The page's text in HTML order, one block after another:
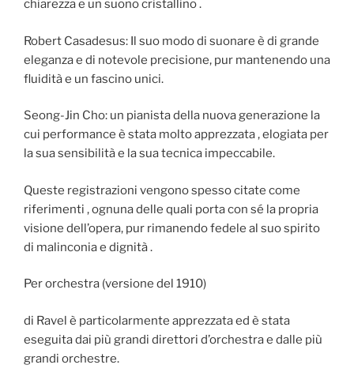
chiarezza e un suono cristallino .
Robert Casadesus: Il suo modo di suonare è di grande
eleganza e di notevole precisione, pur mantenendo una
fluidità e un fascino unici.
Seong-Jin Cho: un pianista della nuova generazione la
cui performance è stata molto apprezzata , elogiata per
la sua sensibilità e la sua tecnica impeccabile.
Queste registrazioni vengono spesso citate come
riferimenti , ognuna delle quali porta con sé la propria
visione dell’opera, pur rimanendo fedele al suo spirito
di malinconia e dignità .
Per orchestra (versione del 1910)
di Ravel è particolarmente apprezzata ed è stata
eseguita dai più grandi direttori d’orchestra e dalle più
grandi orchestre.